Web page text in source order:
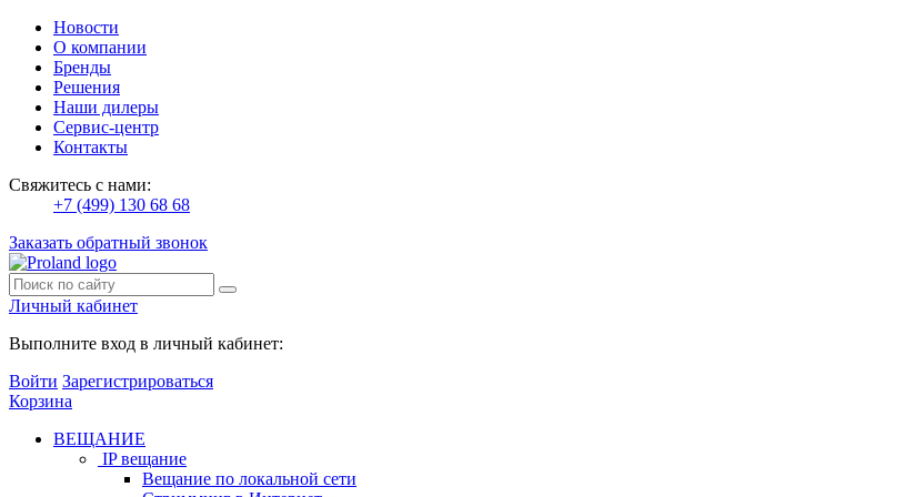
Новости
О компании
Бренды
Решения
Наши дилеры
Сервис-центр
Контакты
Свяжитесь с нами:
+7 (499) 130 68 68
Заказать обратный звонок
Личный кабинет
Выполните вход в личный кабинет:
Войти Зарегистрироваться
Корзина
ВЕЩАНИЕ
IP вещание
Вещание по локальной сети